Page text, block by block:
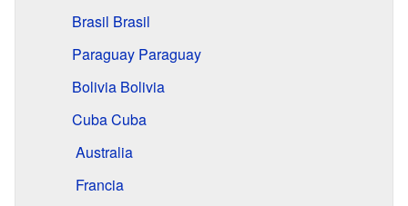
Brasil Brasil
Paraguay Paraguay
Bolivia Bolivia
CubaCuba
Australia
Francia